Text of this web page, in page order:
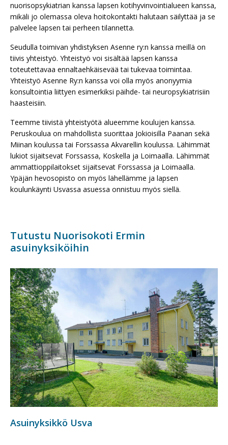
nuorisopsykiatrian kanssa lapsen kotihyvinvointialueen kanssa,
mikäli jo olemassa oleva hoitokontakti halutaan säilyttää ja se
palvelee lapsen tai perheen tilannetta.
Seudulla toimivan yhdistyksen Asenne ry:n kanssa meillä on
tiivis yhteistyö. Yhteistyö voi sisältää lapsen kanssa
toteutettavaa ennaltaehkäisevää tai tukevaa toimintaa.
Yhteistyö Asenne Ry:n kanssa voi olla myös anonyymia
konsultointia liittyen esimerkiksi päihde- tai neuropsykiatrisiin
haasteisiin.
Teemme tiivistä yhteistyötä alueemme koulujen kanssa.
Peruskoulua on mahdollista suorittaa Jokioisilla Paanan sekä
Miinan koulussa tai Forssassa Akvarellin koulussa. Lähimmät
lukiot sijaitsevat Forssassa, Koskella ja Loimaalla. Lähimmät
ammattioppilaitokset sijaitsevat Forssassa ja Loimaalla.
Ypäjän hevosopisto on myös lähellämme ja lapsen
koulunkäynti Usvassa asuessa onnistuu myös siellä.
Tutustu Nuorisokoti Ermin
asuinyksiköihin
Asuinyksikkö Usva